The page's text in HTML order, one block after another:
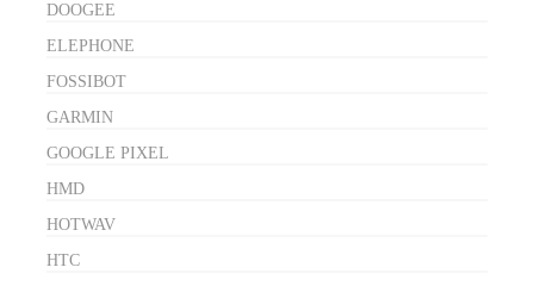
DOOGEE
ELEPHONE
FOSSIBOT
GARMIN
GOOGLE PIXEL
HMD
HOTWAV
HTC